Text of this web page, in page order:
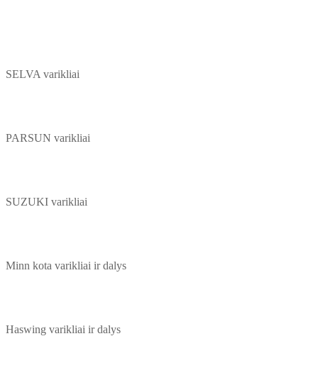
SELVA varikliai
PARSUN varikliai
SUZUKI varikliai
Minn kota varikliai ir dalys
Haswing varikliai ir dalys